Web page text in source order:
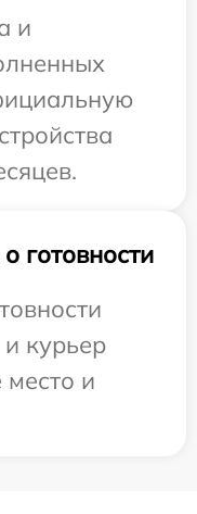
и
готовности
курьер
место и